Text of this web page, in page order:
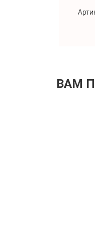
ВАМ